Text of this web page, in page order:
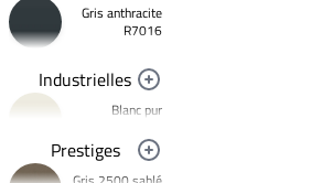
Gris anthracite
R7016
Industrielles
Blanc pur
Noir foncé
Prestiges
Votre
liste
souhaits
Un
produit
Créer